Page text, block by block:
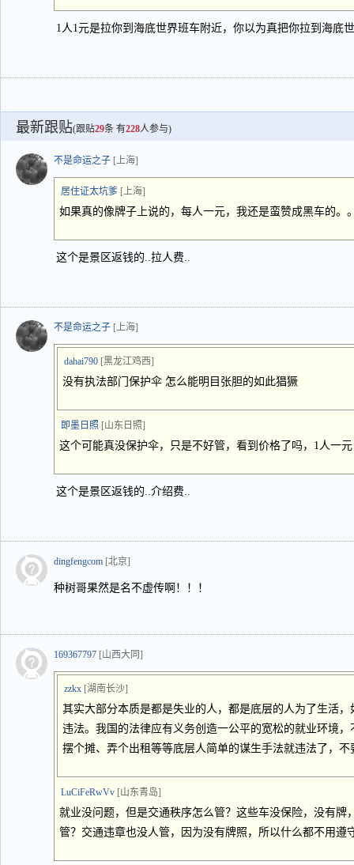
1人1元是拉你到海底世界班车附近，你以为真把你拉到海底
最新跟贴(跟贴29条 有228人参与)
不是命运之子 [上海]
居住证太坑爹 [上海]
如果真的像牌子上说的，每人一元，我还是蛮赞成黑车的。
这个是景区返钱的..拉人费..
不是命运之子 [上海]
dahai790 [黑龙江鸡西]
没有执法部门保护伞 怎么能明目张胆的如此猖獗
即墨日照 [山东日照]
这个可能真没保护伞，只是不好管，看到价格了吗，1人一
这个是景区返钱的..介绍费..
dingfengcom [北京]
种树哥果然是名不虚传啊！！！
169367797 [山西大同]
zzkx [湖南长沙]
其实大部分本质是都是失业的人，都是底层的人为了生活
违法。我国的法律应有义务创造一公平的宽松的就业环境
摆个摊、弄个出租等等底层人简单的谋生手法就违法了，
LuCiFeRwVv [山东青岛]
就业没问题，但是交通秩序怎么管？这些车没保险，没有牌
管？交通违章也没人管，因为没有牌照，所以什么都不用遵